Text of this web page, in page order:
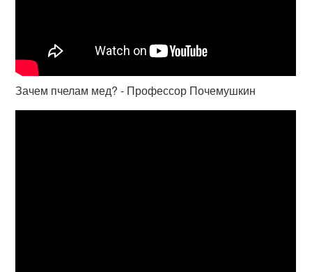
Зачем пчелам мед? - Профессор Почемушкин